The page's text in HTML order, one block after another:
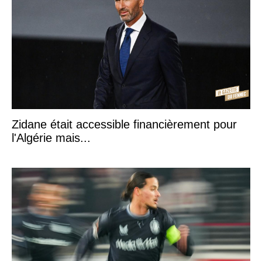
Zidane était accessible financièrement pour
l'Algérie mais...